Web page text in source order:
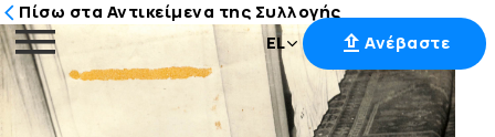
Μετάβαση
στο
περιεχόμενο
EL Ανέβαστε
Πίσω στα Αντικείμενα της Συλλογής